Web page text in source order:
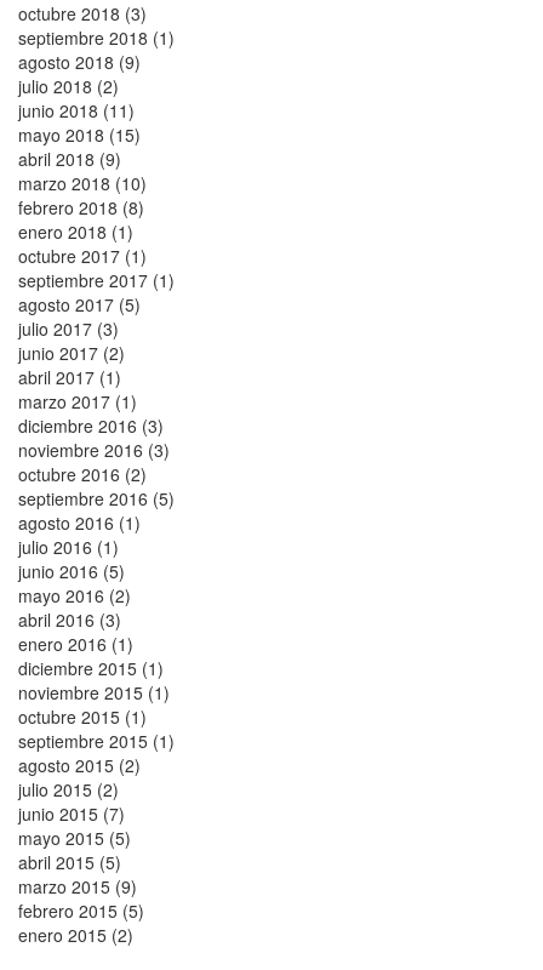
octubre 2018 (3)
septiembre 2018 (1)
agosto 2018 (9)
julio 2018 (2)
junio 2018 (11)
mayo 2018 (15)
abril 2018 (9)
marzo 2018 (10)
febrero 2018 (8)
enero 2018 (1)
octubre 2017 (1)
septiembre 2017 (1)
agosto 2017 (5)
julio 2017 (3)
junio 2017 (2)
abril 2017 (1)
marzo 2017 (1)
diciembre 2016 (3)
noviembre 2016 (3)
octubre 2016 (2)
septiembre 2016 (5)
agosto 2016 (1)
julio 2016 (1)
junio 2016 (5)
mayo 2016 (2)
abril 2016 (3)
enero 2016 (1)
diciembre 2015 (1)
noviembre 2015 (1)
octubre 2015 (1)
septiembre 2015 (1)
agosto 2015 (2)
julio 2015 (2)
junio 2015 (7)
mayo 2015 (5)
abril 2015 (5)
marzo 2015 (9)
febrero 2015 (5)
enero 2015 (2)